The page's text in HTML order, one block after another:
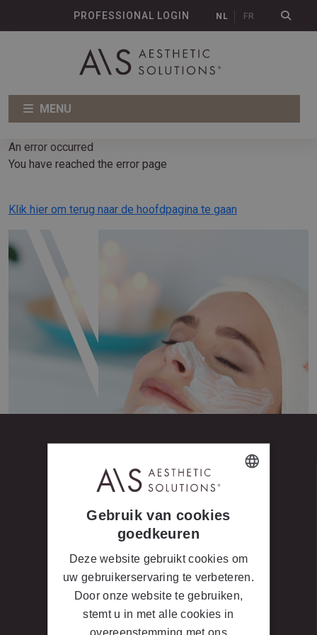
PROFESSIONAL LOGIN NL FR
MENU
An error occurred
You have reached the error page
Klik hier om terug naar de hoofdpagina te gaan
Volg ons voor meer Beauty Tips!
FRENCH
Gebruik van cookies
goedkeuren
Deze website gebruikt cookies om
uw gebruikerservaring te verbeteren.
Door onze website te gebruiken,
stemt u in met alle cookies in
overeenstemming met ons